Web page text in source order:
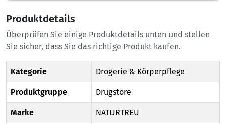
Produktdetails
Überprüfen Sie einige Produktdetails unten und stellen
Sie sicher, dass Sie das richtige Produkt kaufen.
Kategorie Drogerie & Körperpflege
Produktgruppe Drugstore
Marke NATURTREU